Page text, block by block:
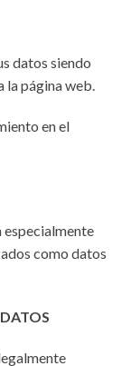
datos siendo
página web.
en el
especialmente
como datos